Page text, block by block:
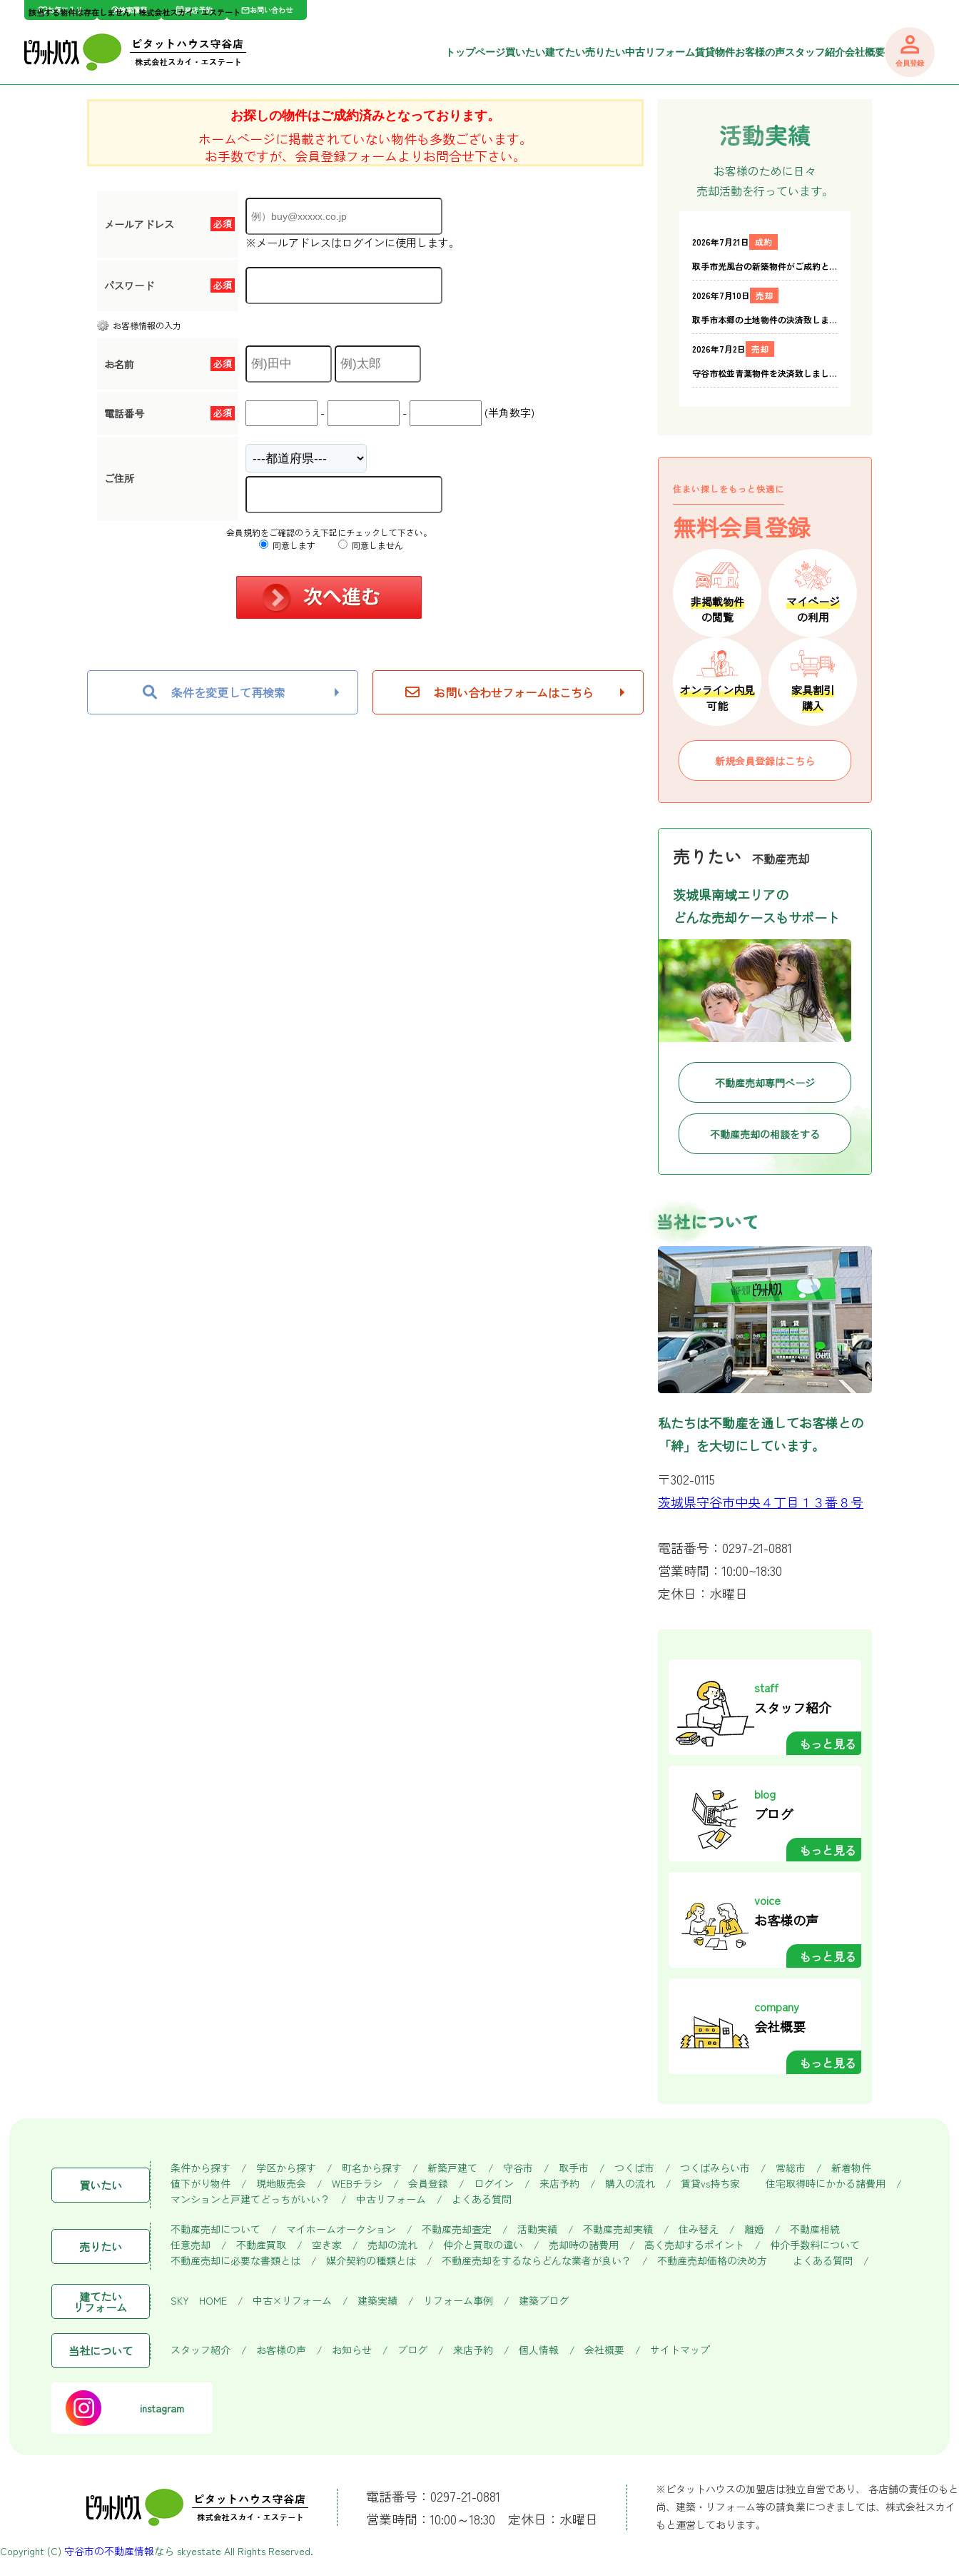
該当する物件は存在しません｜株式会社スカイ・エステート
お気に入り 検索履歴 来店予約 お問い合わせ
トップページ買いたい建てたい売りたい中古リフォーム賃貸物件お客様の声スタッフ紹介会社概要
会員登録
お探しの物件はご成約済みとなっております。
ホームページに掲載されていない物件も多数ございます。
お手数ですが、会員登録フォームよりお問合せ下さい。
必須
メールアドレス
※メールアドレスはログインに使用します。
必須
パスワード
お客様情報の入力
必須
お名前
必須
電話番号 - - (半角数字)
ご住所
会員規約をご確認のうえ下記にチェックして下さい。
同意します
同意しません
条件を変更して再検索 お問い合わせフォームはこちら
お客様のために日々
売却活動を行っています。
住まい探しをもっと快適に
無料会員登録
非掲載物件
の閲覧
マイページ
の利用
オンライン内見
可能
家具割引
購入
新規会員登録はこちら
売りたい 不動産売却
茨城県南域エリアの
どんな売却ケースもサポート
不動産売却専門ページ
不動産売却の相談をする
私たちは不動産を通してお客様との
「絆」を大切にしています。
〒302-0115
茨城県守谷市中央４丁目１３番８号
電話番号：0297-21-0881
営業時間：10:00~18:30
定休日：水曜日
staff
スタッフ紹介
もっと見る
blog
ブログ
もっと見る
voice
お客様の声
もっと見る
company
会社概要
もっと見る
買いたい
条件から探す 学区から探す 町名から探す 新築戸建て 守谷市 取手市 つくば市 つくばみらい市 常総市
新着物件
値下がり物件
現地販売会 WEBチラシ 会員登録 ログイン 来店予約 購入の流れ 賃貸vs持ち家
住宅取得時にかかる諸費用
マンションと戸建てどっちがいい？
中古リフォーム よくある質問
売りたい
不動産売却について マイホームオークション 不動産売却査定 活動実績 不動産売却実績 住み替え 離婚
不動産相続
任意売却
不動産買取 空き家 売却の流れ 仲介と買取の違い 売却時の諸費用 高く売却するポイント
仲介手数料について
不動産売却に必要な書類とは
媒介契約の種類とは 不動産売却をするならどんな業者が良い？ 不動産売却価格の決め方 よくある質問
建てたい
リフォーム SKY HOME 中古×リフォーム 建築実績 リフォーム事例 建築ブログ
当社について スタッフ紹介 お客様の声 お知らせ ブログ 来店予約 個人情報 会社概要 サイトマップ
instagram
電話番号：0297-21-0881
営業時間：10:00～18:30 定休日：水曜日
※ピタットハウスの加盟店は独立自営であり、 各店舗の責任のも
尚、建築・リフォーム等の請負業につきましては、株式会社スカ
もと運営しております。
Copyright (C) 守谷市の不動産情報なら skyestate All Rights Reserved.